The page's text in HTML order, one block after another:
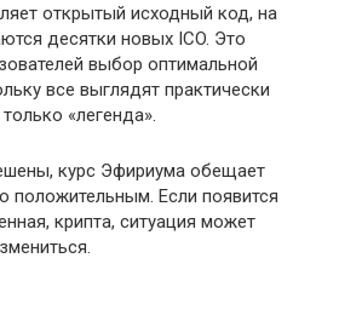
открытый исходный код, на
десятки новых ICO. Это
выбор оптимальной
все выглядят практически
«легенда».
курс Эфириума обещает
положительным. Если появится
крипта, ситуация может